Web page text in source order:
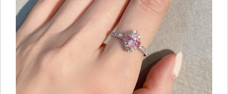
ご注文手続き